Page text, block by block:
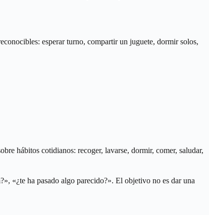
esperar turno, compartir un juguete, dormir solos,
hábitos cotidianos: recoger, lavarse, dormir, comer, saludar,
«¿te ha pasado algo parecido?». El objetivo no es dar una